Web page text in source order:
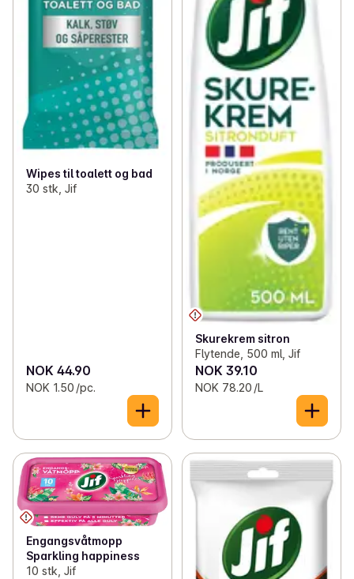
Wipes til toalett og bad
30 stk, Jif
NOK 44.90
NOK 1.50 /pc.
Skurekrem sitron
Flytende, 500 ml, Jif
NOK 39.10
NOK 78.20 /L
Engangsvåtmopp
Sparkling happiness
10 stk, Jif